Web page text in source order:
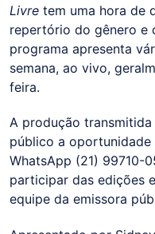
Livre tem uma hora de
repertório do gênero e
programa apresenta
semana, ao vivo,
feira.
A produção
público a
WhatsApp (21) 99710-
participar das edições
equipe da emissora